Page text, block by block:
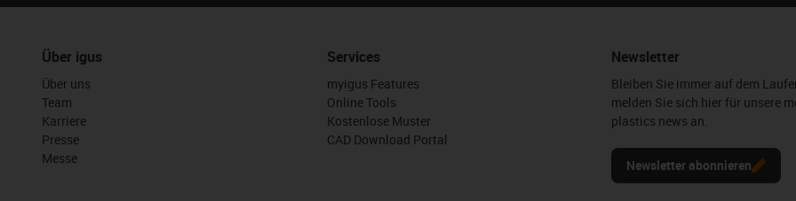
Über igus
Über uns
Team
Karriere
Presse
Messe
Services
myigus Features
Online Tools
Kostenlose Muster
CAD Download Portal
Newsletter
Bleiben Sie immer auf dem
melden Sie sich hier für unsere
plastics news an.
Newsletter abonnieren